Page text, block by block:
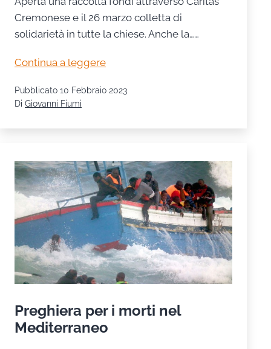
Cremonese e il 26 marzo colletta di
solidarietà in tutte la chiese. Anche la……
Continua a leggerePopolazioni
dal
Pubblicato 10 Febbraio 2023
Di Giovanni Fiumi
Preghiera per i morti nel
Mediterraneo